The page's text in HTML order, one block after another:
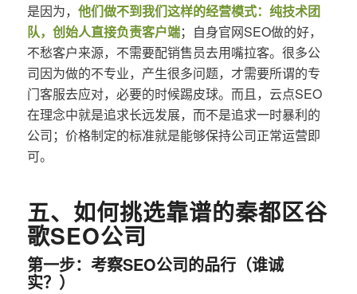
是因为， 他们做不到我们这样的经营模式：纯技术团
队，创始人直接负责客户端；自身官网SEO做的好，
不愁客户来源，不需要配销售员去用嘴拉客。很多公
司因为做的不专业，产生很多问题，才需要所谓的专
门客服去应对，必要的时候踢皮球。而且，云点SEO
在理念中就是追求长远发展，而不是追求一时暴利的
公司；价格制定的标准就是能够保持公司正常运营即
可。
五、如何挑选靠谱的秦都区谷
歌SEO公司
第一步：考察SEO公司的品行（谁诚
实？）